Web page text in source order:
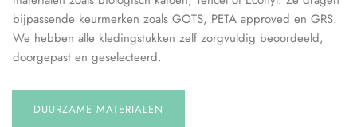
bijpassende keurmerken zoals GOTS, PETA approved en GRS.
We hebben alle kledingstukken zelf zorgvuldig beoordeeld,
doorgepast en geselecteerd.
DUURZAME MATERIALEN